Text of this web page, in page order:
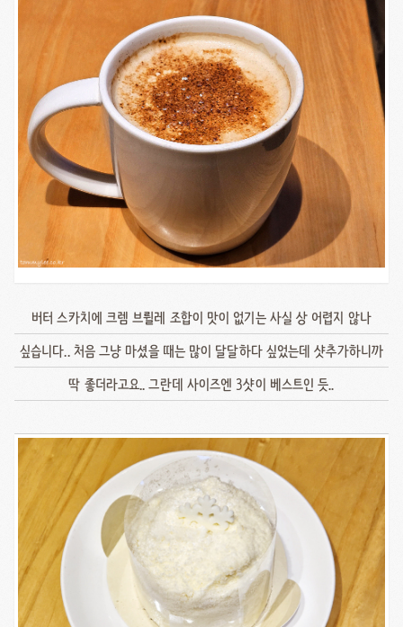
버터 스카치에 크렘 브륄레 조합이 맛이 없기는 사실 상 어렵지 않나
싶습니다.. 처음 그냥 마셨을 때는 많이 달달하다 싶었는데 샷추가하니까
딱 좋더라고요.. 그란데 사이즈엔 3샷이 베스트인 듯..